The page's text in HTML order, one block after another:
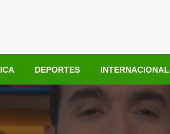
DEPORTES INTERNACIONAL